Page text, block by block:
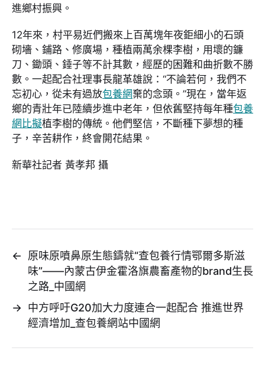
進鄉村振興。
12年來，村平易近們搬來上百萬塊年夜鉅細小的石頭
砌墻、鋪路、修廣場，種植兩萬余棵李樹，用壞的鐮
刀、鋤頭、錘子等不計其數，經歷的困難和曲折數不勝
數。一起配合社理事長龍革雄說：“不論若何，我們不
忘初心，從未有過放包養網棄的念頭。”現在，當年返
鄉的青壯年已陸續步進中老年，但依舊堅持每年種包養
網比擬植李樹的傳統。他們堅信，不斷種下夢想的種
子，辛苦耕作，終會開花結果。
新華社記者 黃孝邦 攝
←
原味原噴鼻原生態鑄就“查包養行情鄂爾多斯滋
味”——內蒙古伊金霍洛旗農畜產物的brand生長
之路_中國網
→ 中方呼吁G20加大力度連合一起配合 推進世界
經濟增加_查包養網站中國網